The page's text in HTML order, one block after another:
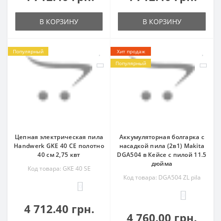
В КОРЗИНУ В КОРЗИНУ
Популярный
Цепная электрическая пила
Handwerk GKE 40 CE полотно
40 см 2,75 квт
Код товара: GKE 40 SE
4 712.40 грн.
Хит продаж
Популярный
Аккумуляторная болгарка с
насадкой пила (2в1) Makita
DGA504 в Кейсе с пилой 11.5
дюйма
Код товара: DGA504 ZL pila
4 760.00 грн.